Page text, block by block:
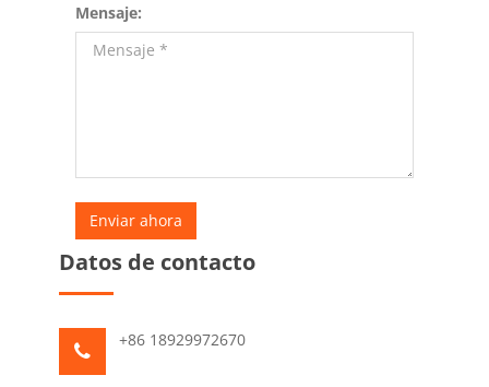
Mensaje:
Datos de contacto
+86 18929972670